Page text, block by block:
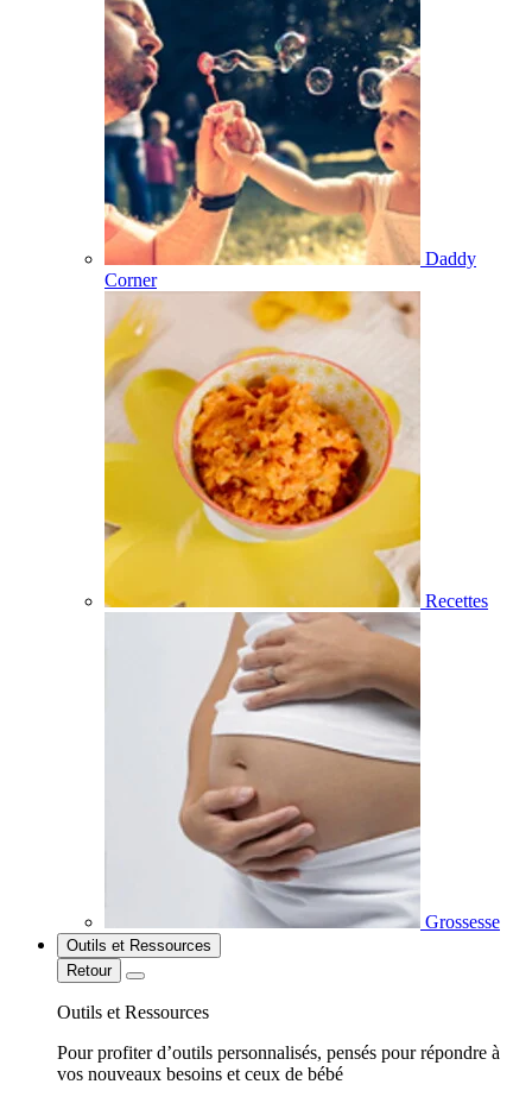
Daddy
Corner
Recettes
Grossesse
Outils et Ressources
Retour
Outils et Ressources
Pour profiter d’outils personnalisés, pensés pour répondre à
vos nouveaux besoins et ceux de bébé